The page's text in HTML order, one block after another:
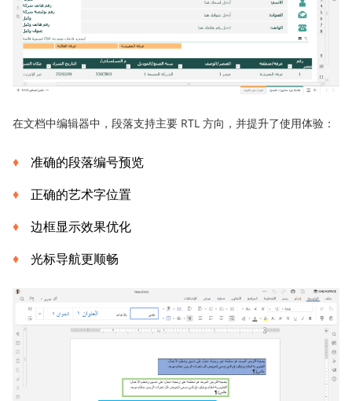
在文档中编辑器中，段落支持主要 RTL 方向，并提升了使用体验：
准确的段落编号预览
正确的艺术字位置
边框显示效果优化
光标导航更顺畅